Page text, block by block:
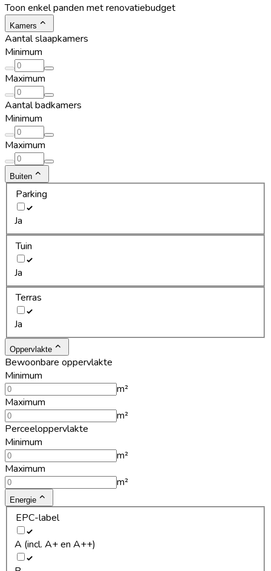
Toon enkel panden met renovatiebudget
Kamers
Aantal slaapkamers
Minimum
Maximum
Aantal badkamers
Minimum
Maximum
Buiten
Parking
Ja
Tuin
Ja
Terras
Ja
Oppervlakte
Bewoonbare oppervlakte
Minimum
m²
Maximum
m²
Perceeloppervlakte
Minimum
m²
Maximum
m²
Energie
EPC-label
A (incl. A+ en A++)